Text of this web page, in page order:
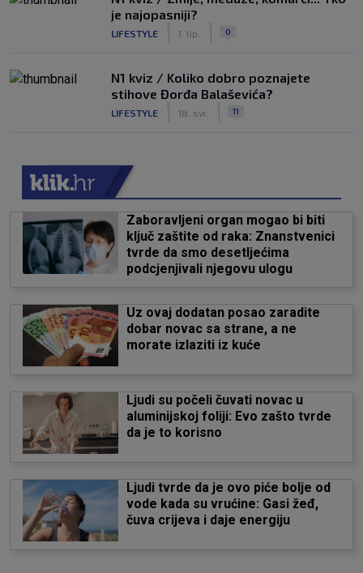
je najopasniji?
LIFESTYLE 1. lip. 0
N1 kviz / Koliko dobro poznajete
stihove Đorđa Balaševića?
LIFESTYLE 18. svi. 11
Zaboravljeni organ mogao bi biti
ključ zaštite od raka: Znanstvenici
tvrde da smo desetljećima
podcjenjivali njegovu ulogu
Uz ovaj dodatan posao zaradite
dobar novac sa strane, a ne
morate izlaziti iz kuće
Ljudi su počeli čuvati novac u
aluminijskoj foliji: Evo zašto tvrde
da je to korisno
Ljudi tvrde da je ovo piće bolje od
vode kada su vrućine: Gasi žeđ,
čuva crijeva i daje energiju